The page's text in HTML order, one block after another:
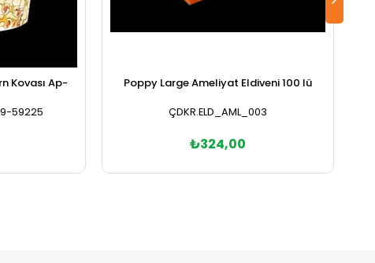
Kovası Ap-
59225
Poppy Large Ameliyat Eldiveni 100 lü
ÇDKR.ELD_AML_003
₺324,00